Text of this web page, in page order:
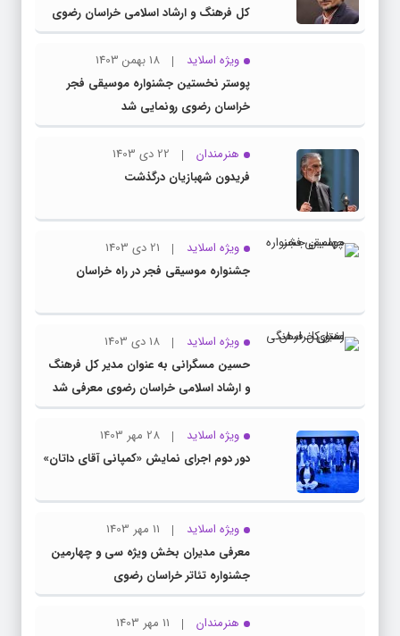
کل فرهنگ و ارشاد اسلامی خراسان رضوی
شد
ویژه اسلاید
18 بهمن 1403
پوستر نخستین جشنواره موسیقی فجر
خراسان رضوی رونمایی شد
هنرمندان
22 دی 1403
فریدون شهبازیان درگذشت
ویژه اسلاید
21 دی 1403
جشنواره موسیقی فجر در راه خراسان
ویژه اسلاید
18 دی 1403
حسین مسگرانی به عنوان مدیر کل فرهنگ
و ارشاد اسلامی خراسان رضوی معرفی شد
ویژه اسلاید
28 مهر 1403
دور دوم اجرای نمایش «کمپانی آقای داتان»
ویژه اسلاید
11 مهر 1403
معرفی مدیران بخش ویژه سی و چهارمین
جشنواره تئاتر خراسان رضوی
هنرمندان
11 مهر 1403